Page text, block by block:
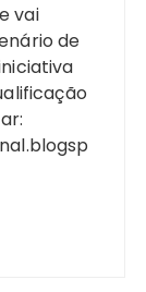
vai
de